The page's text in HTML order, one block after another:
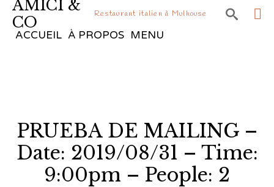
AMICI &
CO
Restaurant italien à Mulhouse 
ACCUEIL À PROPOS MENU
PRUEBA DE MAILING –
Date: 2019/08/31 – Time:
9:00pm – People: 2